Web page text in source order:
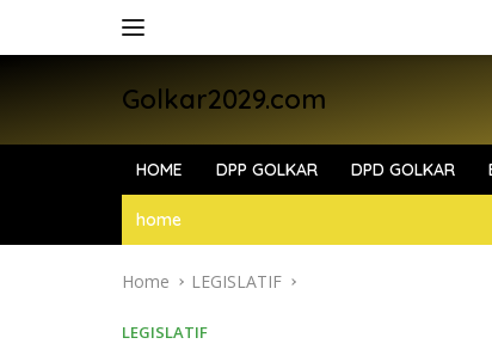
Golkar2029.com
HOME DPP GOLKAR DPD GOLKAR
home
Home LEGISLATIF
LEGISLATIF